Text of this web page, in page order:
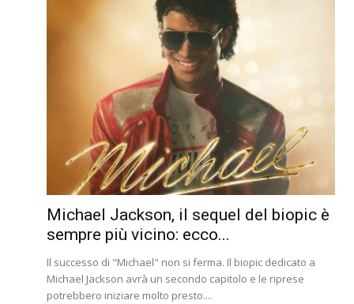
Michael Jackson, il sequel del biopic è
sempre più vicino: ecco...
Il successo di "Michael" non si ferma. Il biopic dedicato a
Michael Jackson avrà un secondo capitolo e le riprese
potrebbero iniziare molto presto....